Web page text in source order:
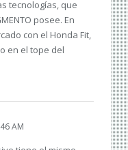
tecnologías, que
posee. En
con el Honda Fit,
en el tope del
AM